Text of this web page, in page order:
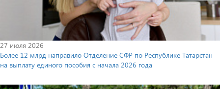
27 июля 2026
Более 12 млрд направило Отделение СФР по Республике Татарстан
на выплату единого пособия с начала 2026 года